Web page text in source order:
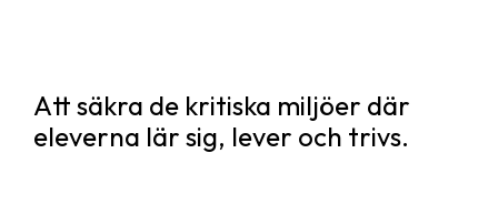
Att säkra de kritiska miljöer där
eleverna lär sig, lever och trivs.